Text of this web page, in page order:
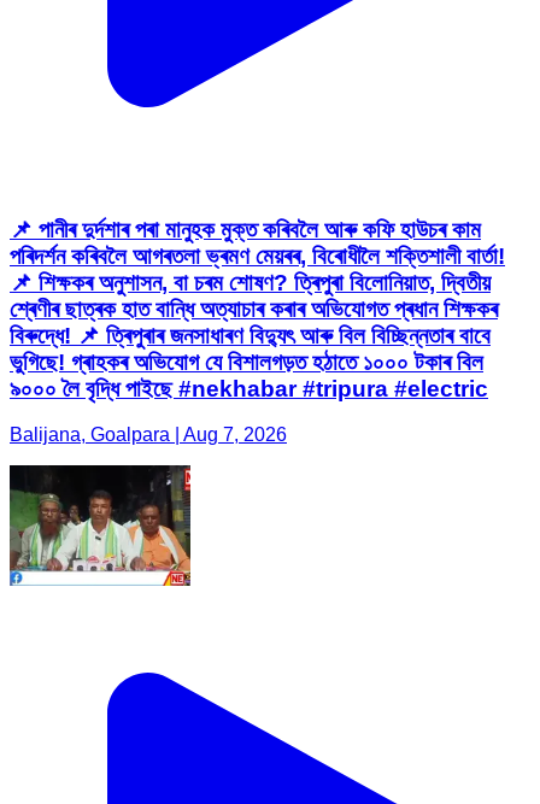
📌 পানীৰ দুৰ্দশাৰ পৰা মানুহক মুক্ত কৰিবলৈ আৰু কফি হাউচৰ কাম
পৰিদৰ্শন কৰিবলৈ আগৰতলা ভ্ৰমণ মেয়ৰৰ, বিৰোধীলৈ শক্তিশালী বাৰ্তা!
📌 শিক্ষকৰ অনুশাসন, বা চৰম শোষণ? ত্ৰিপুৰা বিলোনিয়াত, দ্বিতীয়
শ্ৰেণীৰ ছাত্ৰক হাত বান্ধি অত্যাচাৰ কৰাৰ অভিযোগত প্ৰধান শিক্ষকৰ
বিৰুদ্ধে! 📌 ত্ৰিপুৰাৰ জনসাধাৰণ বিদ্যুৎ আৰু বিল বিচ্ছিন্নতাৰ বাবে
ভুগিছে! গ্ৰাহকৰ অভিযোগ যে বিশালগড়ত হঠাতে ১০০০ টকাৰ বিল
৯০০০ লৈ বৃদ্ধি পাইছে #nekhabar #tripura #electric
Balijana, Goalpara | Aug 7, 2026